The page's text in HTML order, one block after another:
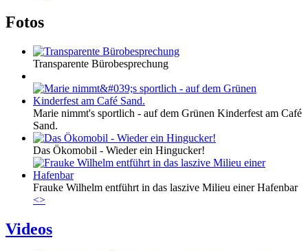
Fotos
Transparente Bürobesprechung
Marie nimmt's sportlich - auf dem Grünen Kinderfest am Café
Sand.
Das Ökomobil - Wieder ein Hingucker!
Frauke Wilhelm entführt in das laszive Milieu einer Hafenbar
<>
Videos